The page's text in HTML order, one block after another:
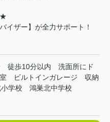
★
イザー】が全力サポート！
徒歩10分以内
洗面所にド
ビルトインガレージ
収納
学校 鴻巣北中学校